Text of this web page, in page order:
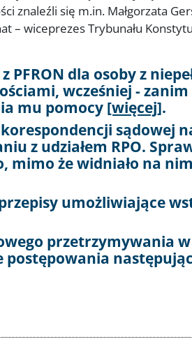
znaleźli się m.in. Małgorzata
– wiceprezes Trybunału
dla osoby z
wcześniej -
mu pomocy [więcej].
sądowej
z udziałem RPO.
mimo że widniało na
umożliwiające
przetrzymywania